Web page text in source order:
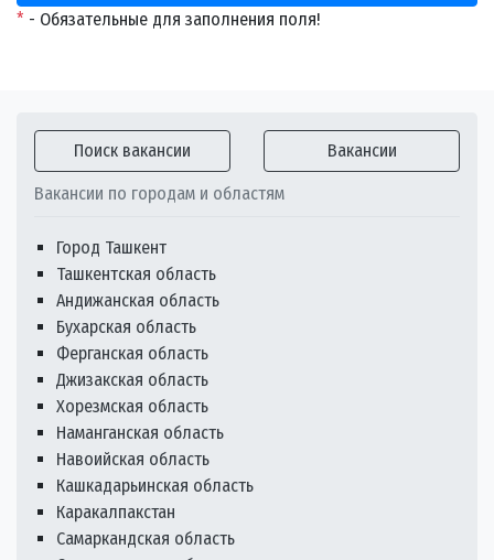
* - Обязательные для заполнения поля!
Поиск вакансии Вакансии
Вакансии по городам и областям
Город Ташкент
Ташкентская область
Андижанская область
Бухарская область
Ферганская область
Джизакская область
Хорезмская область
Наманганская область
Навоийская область
Кашкадарьинская область
Каракалпакстан
Самаркандская область